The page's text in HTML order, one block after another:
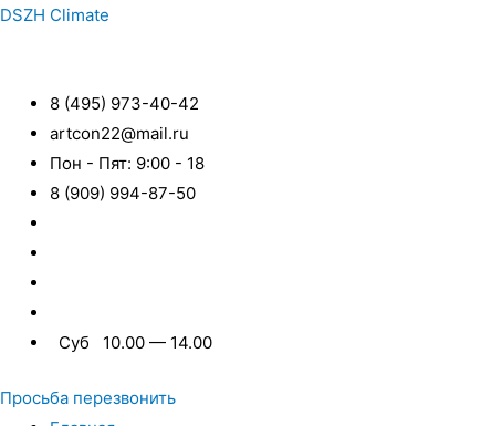
DSZH Climate
8 (495) 973-40-42
artcon22@mail.ru
Пон - Пят: 9:00 - 18
8 (909) 994-87-50
Суб 10.00 — 14.00
Просьба перезвонить